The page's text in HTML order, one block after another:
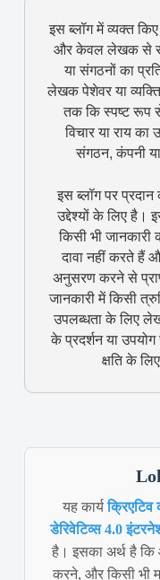
इस ब्लॉग में व्यक्त
और केवल लेखक से
या संगठनों का
लेखक पेशेवर या
तक कि स्पष्ट रूप
विचार या राय का
संगठन, कंपनी
इस ब्लॉग पर
उद्देश्यों के लिए है।
किसी भी
दावा नहीं करते हैं
अनुसरण करने से
जानकारी में किसी
उपलब्धता के लिए
के प्रदर्शन या
क्षति के
यह कार्यक्रिएटिव
डेरिवेटिव्स 4.0
है। इसका अर्थ है कि
करने, और किसी भी